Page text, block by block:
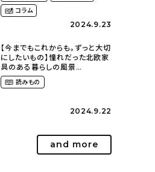
コラム
2024.9.23
【今までもこれからも。ずっと大切
にしたいもの】憧れだった北欧家
具のある暮らしの風景
（m._.k_homeさん）
読みもの
2024.9.22
and more